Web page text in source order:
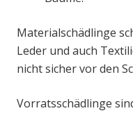
Materialschädlinge
Leder und auch
nicht sicher vor den
Vorratsschädlinge